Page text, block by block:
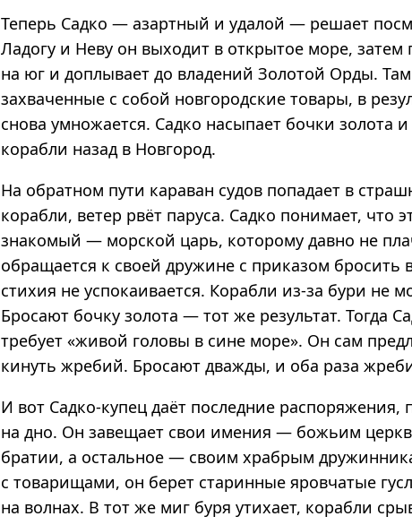
Теперь Садко — азартный и удалой — решает
Ладогу и Неву он выходит в открытое море, затем
на юг и доплывает до владений Золотой Орды.
захваченные с собой новгородские товары, в
снова умножается. Садко насыпает бочки золота
корабли назад в Новгород.
На обратном пути караван судов попадает в
корабли, ветер рвёт паруса. Садко понимает, что
знакомый — морской царь, которому давно не
обращается к своей дружине с приказом бросить
стихия не успокаивается. Корабли из-за бури не
Бросают бочку золота — тот же результат. Тогда
требует «живой головы в сине море». Он сам
кинуть жребий. Бросают дважды, и оба раза
И вот Садко-купец даёт последние распоряжения,
на дно. Он завещает свои имения — божьим
братии, а остальное — своим храбрым
с товарищами, он берет старинные яровчатые
на волнах. В тот же миг буря утихает, корабли